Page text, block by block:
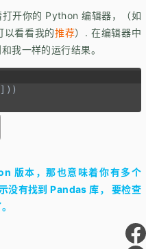
开你的 Python 编辑器，（如
以看看我的推荐）. 在编辑器中
我一样的运行结果。
]))
版本，那也意味着你有多个
没有找到 Pandas 库， 要检查